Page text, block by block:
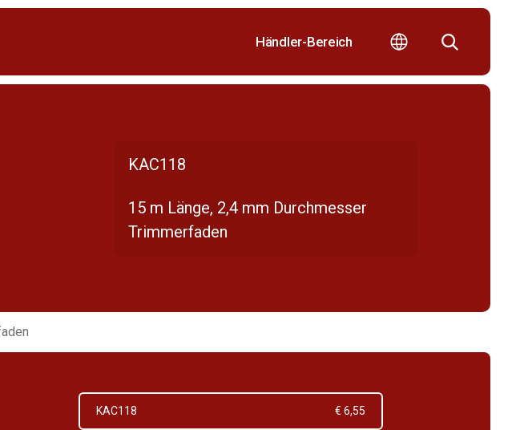
Händler-Bereich
KAC118
15 m Länge, 2,4 mm Durchmesser
Trimmerfaden
KAC118 € 6,55